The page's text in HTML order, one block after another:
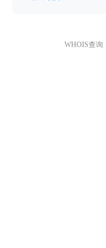
WHOIS查询